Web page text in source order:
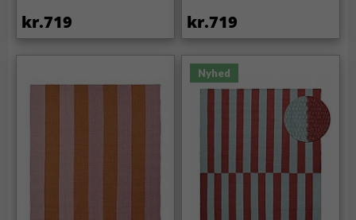
kr.719 kr.719
Nyhed